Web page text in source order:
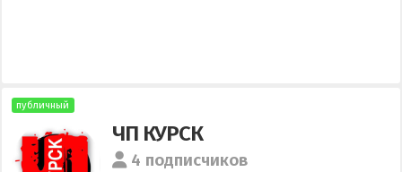
публичный
ЧП КУРСК
4 подписчиков